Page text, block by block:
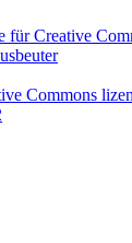
für Creative
Commons